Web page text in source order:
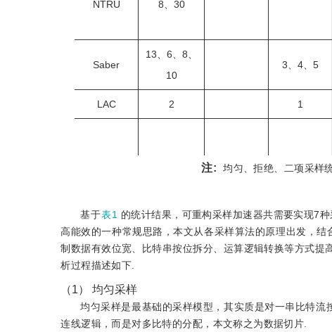
NTRU 8、30
Saber
13、6、8、
10
3、4、5
LAC 2 1
SEAL
注:均匀、拒绝、二项采样
基于表1 的统计结果，可重构采样加速器共需要实现7
高能效的一种常规思路，本文从各采样算法的原理出发，
制数据有效位宽、比特串按位拆分、运算逻辑转换等方式
析过程描述如下.
（1） 均匀采样
均匀采样是最基础的采样模型，其实质是对一串比特
连线逻辑，而是对多比特的分配，本文称之为数据切片.